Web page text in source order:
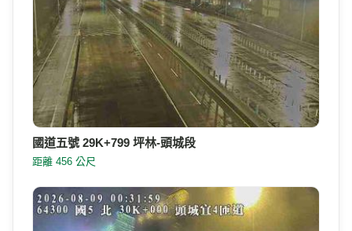
國道五號 29K+799 坪林-頭城段
距離 456 公尺